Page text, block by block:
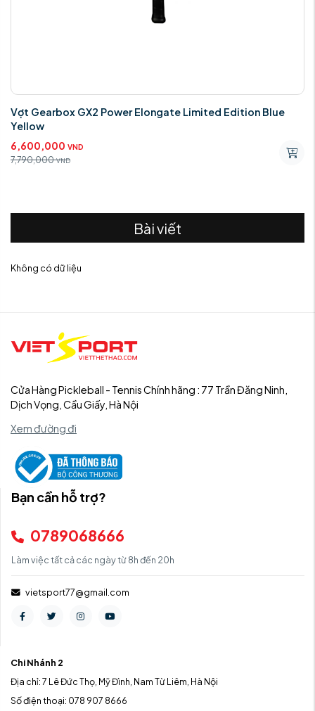
Vợt Gearbox GX2 Power Elongate Limited Edition Blue
Yellow
6,600,000 VND
7,790,000 VND
Bài viết
Không có dữ liệu
Cửa Hàng Pickleball - Tennis Chính hãng : 77 Trần Đăng Ninh,
Dịch Vọng, Cầu Giấy, Hà Nội
Xem đường đi
Bạn cần hỗ trợ?
0789068666
Làm việc tất cả các ngày từ 8h đến 20h
vietsport77@gmail.com
Chi Nhánh 2
Địa chỉ: 7 Lê Đức Thọ, Mỹ Đình, Nam Từ Liêm, Hà Nội
Số điện thoại: 078 907 8666